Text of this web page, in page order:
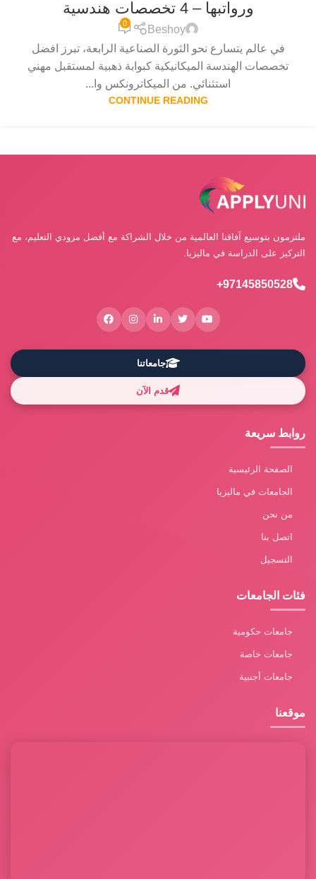
ورواتبها – 4 تخصصات هندسية
Beshoy
0
في عالم يتسارع نحو الثورة الصناعية الرابعة، تبرز افضل
تخصصات الهندسة الميكانيكية كبوابة ذهبية لمستقبل مهني
استثنائي. من الميكاترونكس وا...
CONTINUE READING
ملتزمون بتوسيع آفاقنا العالمية من خلال الشراكة مع أفضل مزودي التعليم، مع
التركيز على الدراسة في ماليزيا.
97145850528+
جامعاتنا
قدم الآن
روابط سريعة
الصفحة الرئيسية
الجامعات في ماليزيا
من نحن
اتصل بنا
التسجيل
فئات الجامعات
جامعات حكومية
جامعات خاصة
جامعات أجنبية
موقعنا